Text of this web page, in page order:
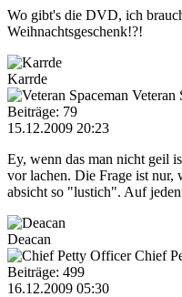
Wo gibt's die DVD, ich
Weihnachtsgeschenk!?!
Karrde
Veteran
Beiträge: 79
15.12.2009 20:23
Ey, wenn das man nicht geil
vor lachen. Die Frage ist nur,
absicht so "lustich". Auf
Deacan
Chief
Beiträge: 499
16.12.2009 05:30